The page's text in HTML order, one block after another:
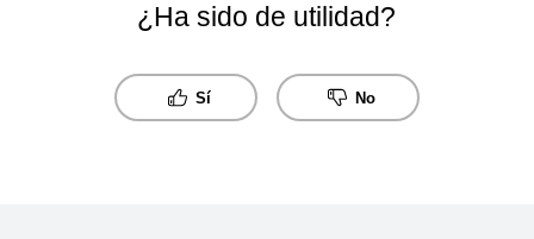
¿Ha sido de utilidad?
Sí No